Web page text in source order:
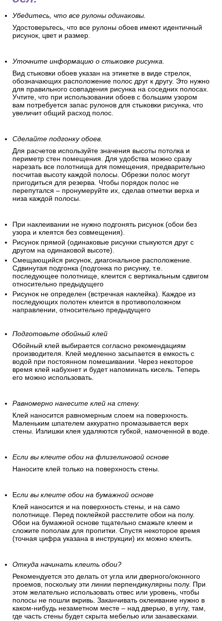
Убедитесь, что все рулоны одинаковы.
Удостоверьтесь, что все рулоны обоев имеют идентичный
рисунок, цвет и размер.
Уточните информацию о стыковке рисунка.
Вид стыковки обоев указан на этикетке в виде стрелок,
обозначающих расположение полос друг к другу. Это нужно
для правильного совпадения рисунка на соседних полосах.
Учтите, что при использовании обоев с большим узором
вам потребуется запас рулонов для стыковки рисунка, что
увеличит общий расход полос.
Сделайте подгонку обоев.
Для расчетов используйте значения высоты потолка и
периметр стен помещения. Для удобства можно сразу
нарезать все полотнища для помещения, предварительно
посчитав высоту каждой полосы. Обрезки полос могут
пригодиться для резерва. Чтобы порядок полос не
перепутался – пронумеруйте их, сделав отметки верха и
низа каждой полосы.
При наклеивании не нужно подгонять рисунок (обои без
узора и клеятся без совмещения).
Рисунок прямой (одинаковые рисунки стыкуются друг с
другом на одинаковой высоте).
Смещающийся рисунок, диагональное расположение.
Сдвинутая подгонка (подгонка по рисунку, т.е.
последующее полотнище, клеится с вертикальным сдвигом
относительно предыдущего
Рисунок не определен (встречная наклейка). Каждое из
последующих полотен клеится в противоположном
направлении, относительно предыдущего
Подготовьте обойный клей
Обойный клей выбирается согласно рекомендациям
производителя. Клей медленно засыпается в емкость с
водой при постоянном помешивании. Через некоторое
время клей набухнет и будет напоминать кисель. Теперь
его можно использовать.
Равномерно нанесите клей на стену.
Клей наносится равномерным слоем на поверхность.
Маленьким шпателем аккуратно промазывается верх
стены. Излишки клея удаляются губкой, намоченной в воде.
Если вы клеите обои на флизелиновой основе
Наносите клей только на поверхность стены.
Если вы клеите обои на бумажной основе
Клей наносится и на поверхность стены, и на само
полотнище. Перед поклейкой расстелите обои на полу.
Обои на бумажной основе тщательно смажьте клеем и
сложите пополам для пропитки. Спустя некоторое время
(точная цифра указана в инструкции) их можно клеить.
Откуда начинать клеить обои?
Рекомендуется это делать от угла или дверного/оконного
проемов, поскольку эти линии перпендикулярны полу. При
этом желательно использовать отвес или уровень, чтобы
полосы не пошли вкривь. Заканчивать оклеивание нужно в
каком-нибудь незаметном месте – над дверью, в углу, там,
где часть стены будет скрыта мебелью или занавесками.